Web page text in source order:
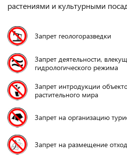
растениями и культурными
Запрет геологоразведки
Запрет деятельности,
гидрологического режима
Запрет интродукции
растительного мира
Запрет на организацию
Запрет на размещение